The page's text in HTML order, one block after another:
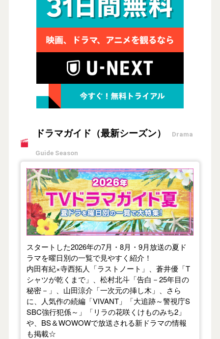
ドラマガイド（最新シーズン） Drama
Guide Season
【2026年夏】TVドラマガイド
スタートした2026年の7月・8月・9月放送の夏ド
ラマを曜日別の一覧で見やすく紹介！
内田有紀×寺西拓人「ラストノート」、蒼井優「T
シャツが乾くまで」、松村北斗「告白－25年目の
秘密－」、山田涼介「一次元の挿し木」、さら
に、人気作の続編「VIVANT」「大追跡～警視庁S
SBC強行犯係～」「リラの花咲くけものみち2」
や、BS＆WOWOWで放送される新ドラマの情報
も掲載☆